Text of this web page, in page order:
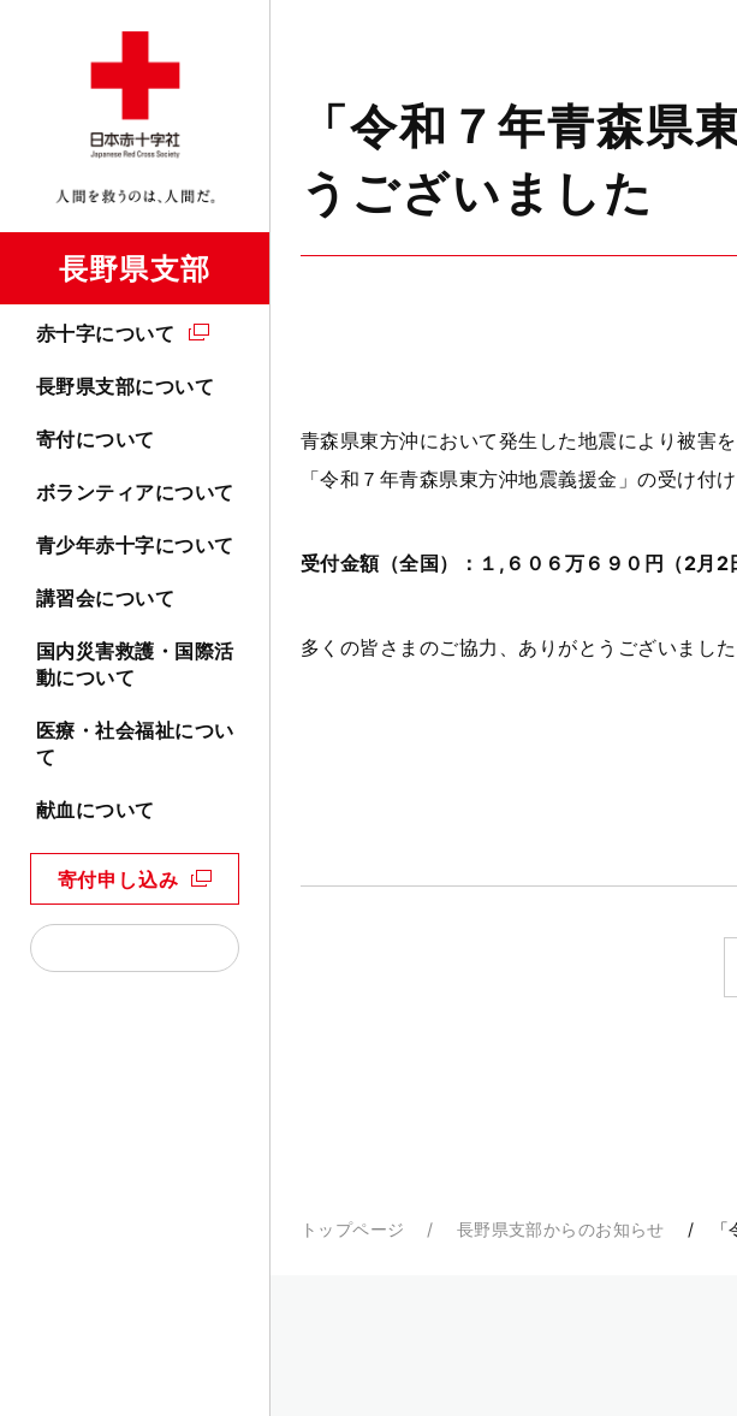
長野県支部
赤十字について
長野県支部について
寄付について
ボランティアについて
青少年赤十字について
講習会について
国内災害救護・国際活
動について
医療・社会福祉につい
て
献血について
寄付申し込み
「令和７年青森県
うございました
青森県東方沖において発生した地震により被害
「令和７年青森県東方沖地震義援金 」の受け付
受付金額（全国）：１,６０６万６９０ 円（2月2
多くの皆さまのご協力、ありがとうございました
トップページ 長野県支部からのお知らせ